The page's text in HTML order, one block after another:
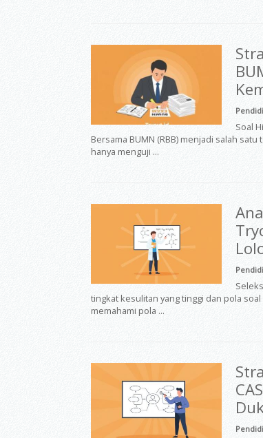
Soal
Bersama BUMN (RBB) menjadi salah
hanya menguji ...
tingkat kesulitan yang tinggi dan pola
memahami pola ...